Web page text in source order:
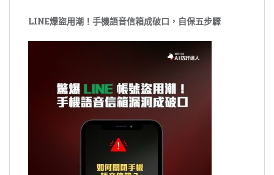
LINE爆盜用潮！手機語音信箱成破口，自保五步驟